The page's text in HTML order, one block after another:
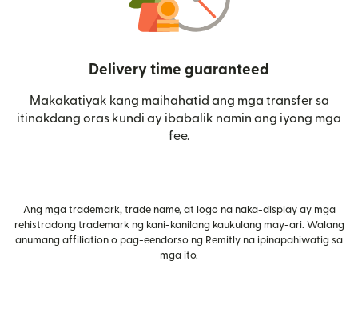
Delivery time guaranteed
Makakatiyak kang maihahatid ang mga transfer sa
itinakdang oras kundi ay ibabalik namin ang iyong mga
fee.
Ang mga trademark, trade name, at logo na naka-display ay mga
rehistradong trademark ng kani-kanilang kaukulang may-ari. Walang
anumang affiliation o pag-eendorso ng Remitly na ipinapahiwatig sa
mga ito.